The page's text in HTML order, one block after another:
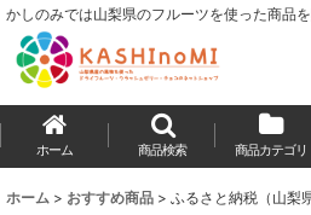
かしのみでは山梨県のフルーツを使った商品
ホーム 商品検索 商品カテゴリ
ホーム > おすすめ商品 > ふるさと納税（山梨県